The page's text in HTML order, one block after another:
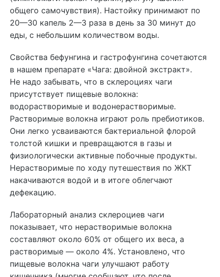
общего самочувствия). Настойку принимают по
20—30 капель 2—3 раза в день за 30 минут до
еды, с небольшим количеством воды.
Свойства бефунгина и гастрофунгина сочетаются
в нашем препарате «Чага: двойной экстракт».
Не надо забывать, что в склероциях чаги
присутствует пищевые волокна:
водорастворимые и водонерастворимые.
Растворимые волокна играют роль пребиотиков.
Они легко усваиваются бактериальной флорой
толстой кишки и превращаются в газы и
физиологически активные побочные продукты.
Нерастворимые по ходу путешествия по ЖКТ
накачиваются водой и в итоге облегчают
дефекацию.
Лабораторный анализ склероциев чаги
показывает, что нерастворимые волокна
составляют около 60% от общего их веса, а
растворимые — около 4%. Установлено, что
пищевые волокна чаги улучшают работу